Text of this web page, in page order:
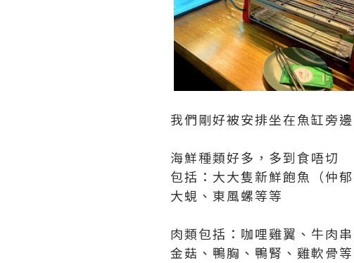
我們剛好被安排坐在魚缸旁
海鮮種類好多，多到食唔切
包括：大大隻新鮮飽魚（仲
大蜆、東風螺等等
肉類包括：咖哩雞翼、牛肉
金菇、鴨胸、鴨腎、雞軟骨